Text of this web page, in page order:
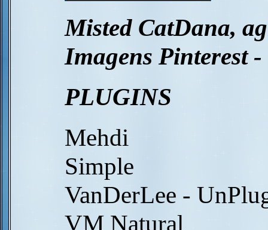
Misted CatDana,
Imagens Pinterest
PLUGINS
Mehdi
Simple
VanDerLee -
VM Natural